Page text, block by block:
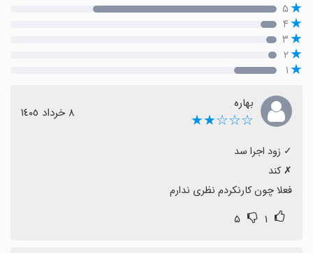
۵
۴
۳
۲
۱
بهاره
☆☆☆★★ ٨ خرداد ١٤٠٥
فعلا چون کارنکردم نظری ندارم
۱ ۵